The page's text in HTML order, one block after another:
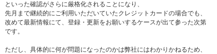
といった確認がさらに厳格化されることになり、
先月まで継続的にご利用いただいていたクレジットカードの場合でも、
改めて最新情報にて、登録・更新をお願いするケースが出て参った次第
です。
ただし、具体的に何が問題になったのかは弊社にはわかりかねるため、